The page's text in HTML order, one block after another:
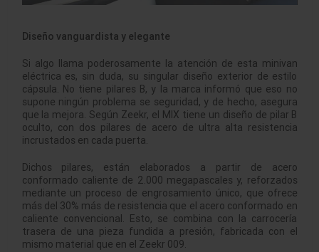
Diseño vanguardista y elegante
Si algo llama poderosamente la atención de esta minivan
eléctrica es, sin duda, su singular diseño exterior de estilo
cápsula. No tiene pilares B, y la marca informó que eso no
supone ningún problema se seguridad, y de hecho, asegura
que la mejora. Según Zeekr, el MIX tiene un diseño de pilar B
oculto, con dos pilares de acero de ultra alta resistencia
incrustados en cada puerta.
Dichos pilares, están elaborados a partir de acero
conformado caliente de 2.000 megapascales y, reforzados
mediante un proceso de engrosamiento único, que ofrece
más del 30% más de resistencia que el acero conformado en
caliente convencional. Esto, se combina con la carrocería
trasera de una pieza fundida a presión, fabricada con el
mismo material que en el Zeekr 009.